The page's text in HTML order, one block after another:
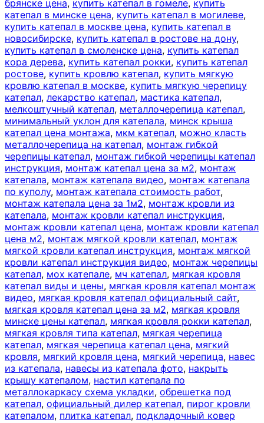
брянске цена, купить катепал в гомеле, купить
катепал в минске цена, купить катепал в могилеве,
купить катепал в москве цена, купить катепал в
новосибирске, купить катепал в ростове на дону,
купить катепал в смоленске цена, купить катепал
кора дерева, купить катепал рокки, купить катепал
ростове, купить кровлю катепал, купить мягкую
кровлю катепал в москве, купить мягкую черепицу
катепал, лекарство катепал, мастика катепал,
мелкоштучный катепал, металлочерепица катепал,
минимальный уклон для катепала, минск крыша
катепал цена монтажа, мкм катепал, можно класть
металлочерепица на катепал, монтаж гибкой
черепицы катепал, монтаж гибкой черепицы катепал
инструкция, монтаж катепал цена за м2, монтаж
катепала, монтаж катепала видео, монтаж катепала
по куполу, монтаж катепала стоимость работ,
монтаж катепала цена за 1м2, монтаж кровли из
катепала, монтаж кровли катепал инструкция,
монтаж кровли катепал цена, монтаж кровли катепал
цена м2, монтаж мягкой кровли катепал, монтаж
мягкой кровли катепал инструкция, монтаж мягкой
кровли катепал инструкция видео, монтаж черепицы
катепал, мох катепале, мч катепал, мягкая кровля
катепал виды и цены, мягкая кровля катепал монтаж
видео, мягкая кровля катепал официальный сайт,
мягкая кровля катепал цена за м2, мягкая кровля
минске цены катепал, мягкая кровля рокки катепал,
мягкая кровля типа катепал, мягкая черепица
катепал, мягкая черепица катепал цена, мягкий
кровля, мягкий кровля цена, мягкий черепица, навес
из катепала, навесы из катепала фото, накрыть
крышу катепалом, настил катепала по
металлокаркасу схема укладки, обрешетка под
катепал, официальный дилер катепал, пирог кровли
катепалом, плитка катепал, подкладочный ковер